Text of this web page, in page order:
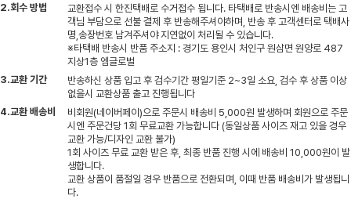
2.회수 방법
교환접수 시 한진택배로 수거접수 됩니다. 타택배로 반송시엔 배송비는 고
객님 부담으로 선불 결제 후 반송해주셔야하며, 반송 후 고객센터로 택배사
명,송장번호 남겨주셔야 지연없이 처리될 수 있습니다.
※타택배 반송시 반품 주소지 : 경기도 용인시 처인구 원삼면 원양로 487
지상1층 엠글로벌
3.교환 기간
반송하신 상품 입고 후 검수기간 평일기준 2~3일 소요, 검수 후 상품 이상
없을시 교환상품 출고 진행됩니다
4.교환 배송비
비회원(네이버페이)으로 주문시 배송비 5,000원 발생하며 회원으로 주문
시엔 주문건당 1회 무료교환 가능합니다 (동일상품 사이즈 재고 있을 경우
교환 가능/디자인 교환 불가)
1회 사이즈 무료 교환 받은 후, 최종 반품 진행 시에 배송비 10,000원이 발
생합니다.
교환 상품이 품절일 경우 반품으로 전환되며, 이때 반품 배송비가 발생됩니
다.